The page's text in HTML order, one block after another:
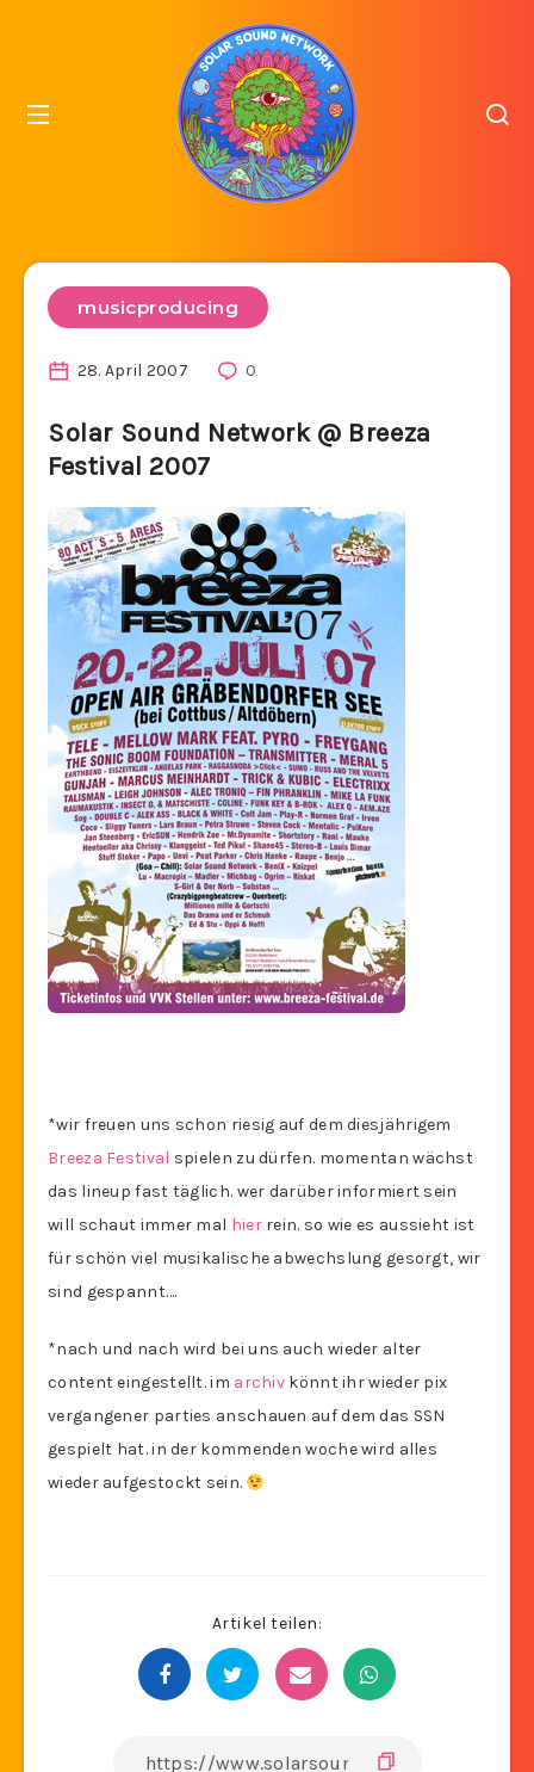
musicproducing
28. April 2007 0
Solar Sound Network @ Breeza
Festival 2007
*wir freuen uns schon riesig auf dem diesjährigem
Breeza Festival spielen zu dürfen. momentan wächst
das lineup fast täglich. wer darüber informiert sein
will schaut immer mal hierrein. so wie es aussieht ist
für schön viel musikalische abwechslung gesorgt, wir
sind gespannt….
*nach und nach wird bei uns auch wieder alter
content eingestellt. im archiv könnt ihr wieder pix
vergangener parties anschauen auf dem das SSN
gespielt hat. in der kommenden woche wird alles
wieder aufgestockt sein.
Artikel teilen: